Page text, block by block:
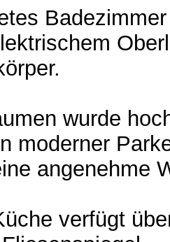
wurde
moderner
angenehme
verfügt